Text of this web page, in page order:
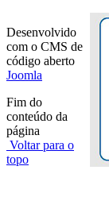
Desenvolvido
com o CMS de
código aberto
Joomla
Fim do
conteúdo da
página
Voltar para o
topo